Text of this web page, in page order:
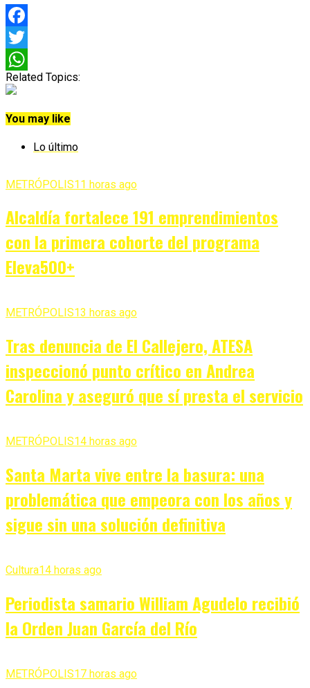
Facebook
Twitter
WhatsApp
Related Topics:
You may like
Lo último
METRÓPOLIS11 horas ago
Alcaldía fortalece 191 emprendimientos
con la primera cohorte del programa
Eleva500+
METRÓPOLIS13 horas ago
Tras denuncia de El Callejero, ATESA
inspeccionó punto crítico en Andrea
Carolina y aseguró que sí presta el servicio
METRÓPOLIS14 horas ago
Santa Marta vive entre la basura: una
problemática que empeora con los años y
sigue sin una solución definitiva
Cultura14 horas ago
Periodista samario William Agudelo recibió
la Orden Juan García del Río
METRÓPOLIS17 horas ago